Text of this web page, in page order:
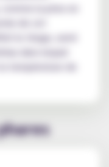
la prise en
de cet
le tirage, serré
dans lequel
température de